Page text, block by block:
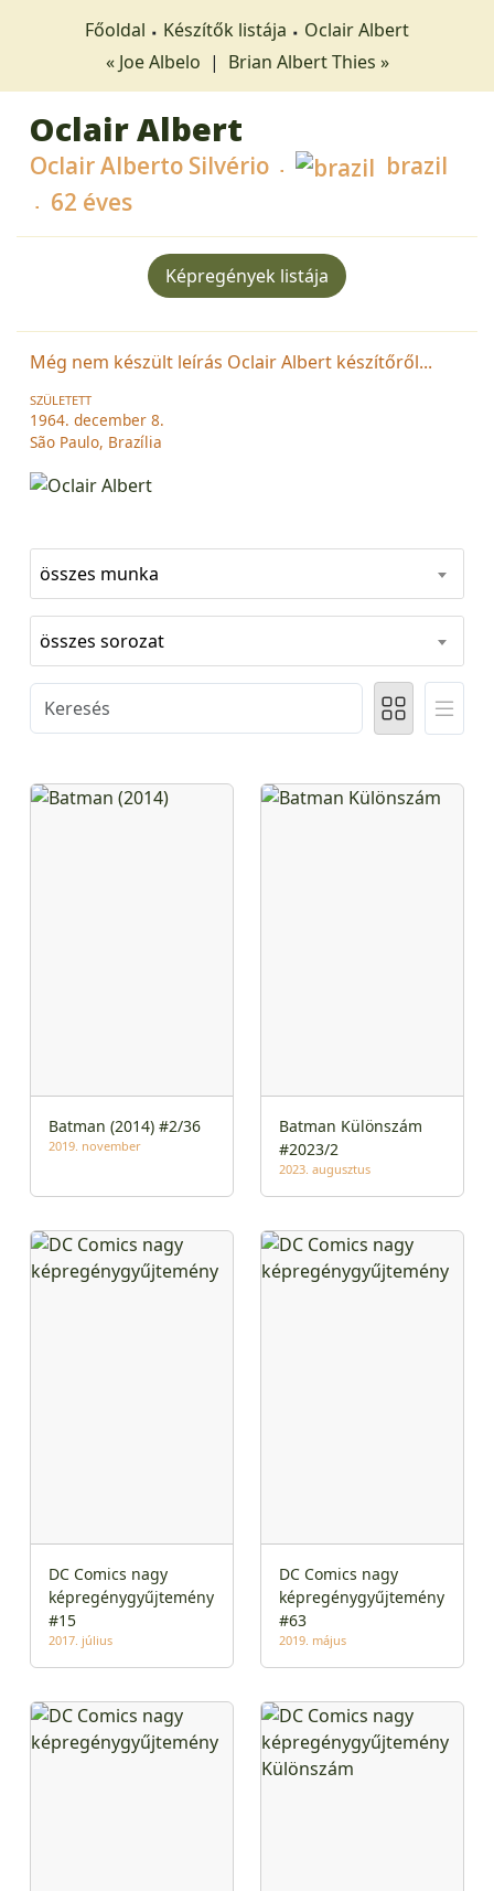
Főoldal Készítők listája
Oclair Albert
« Joe Albelo | Brian Albert Thies »
Oclair Albert
Oclair Alberto Silvério
brazil
62 éves
Képregények listája
Még nem készült leírás Oclair Albert készítőről...
SZÜLETETT
1964. december 8.
São Paulo, Brazília
összes munka
összes sorozat
Batman (2014) #2/36
2019. november
Batman Különszám
#2023/2
2023. augusztus
DC Comics nagy
képregénygyűjtemény
#15
2017. július
DC Comics nagy
képregénygyűjtemény
#63
2019. május